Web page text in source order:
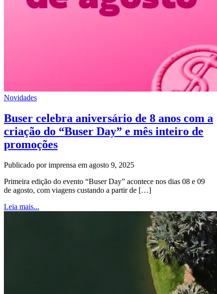
Novidades
Buser celebra aniversário de 8 anos com a
criação do “Buser Day” e mês inteiro de
promoções
Publicado por imprensa em agosto 9, 2025
Primeira edição do evento “Buser Day” acontece nos dias 08 e 09
de agosto, com viagens custando a partir de […]
Leia mais...